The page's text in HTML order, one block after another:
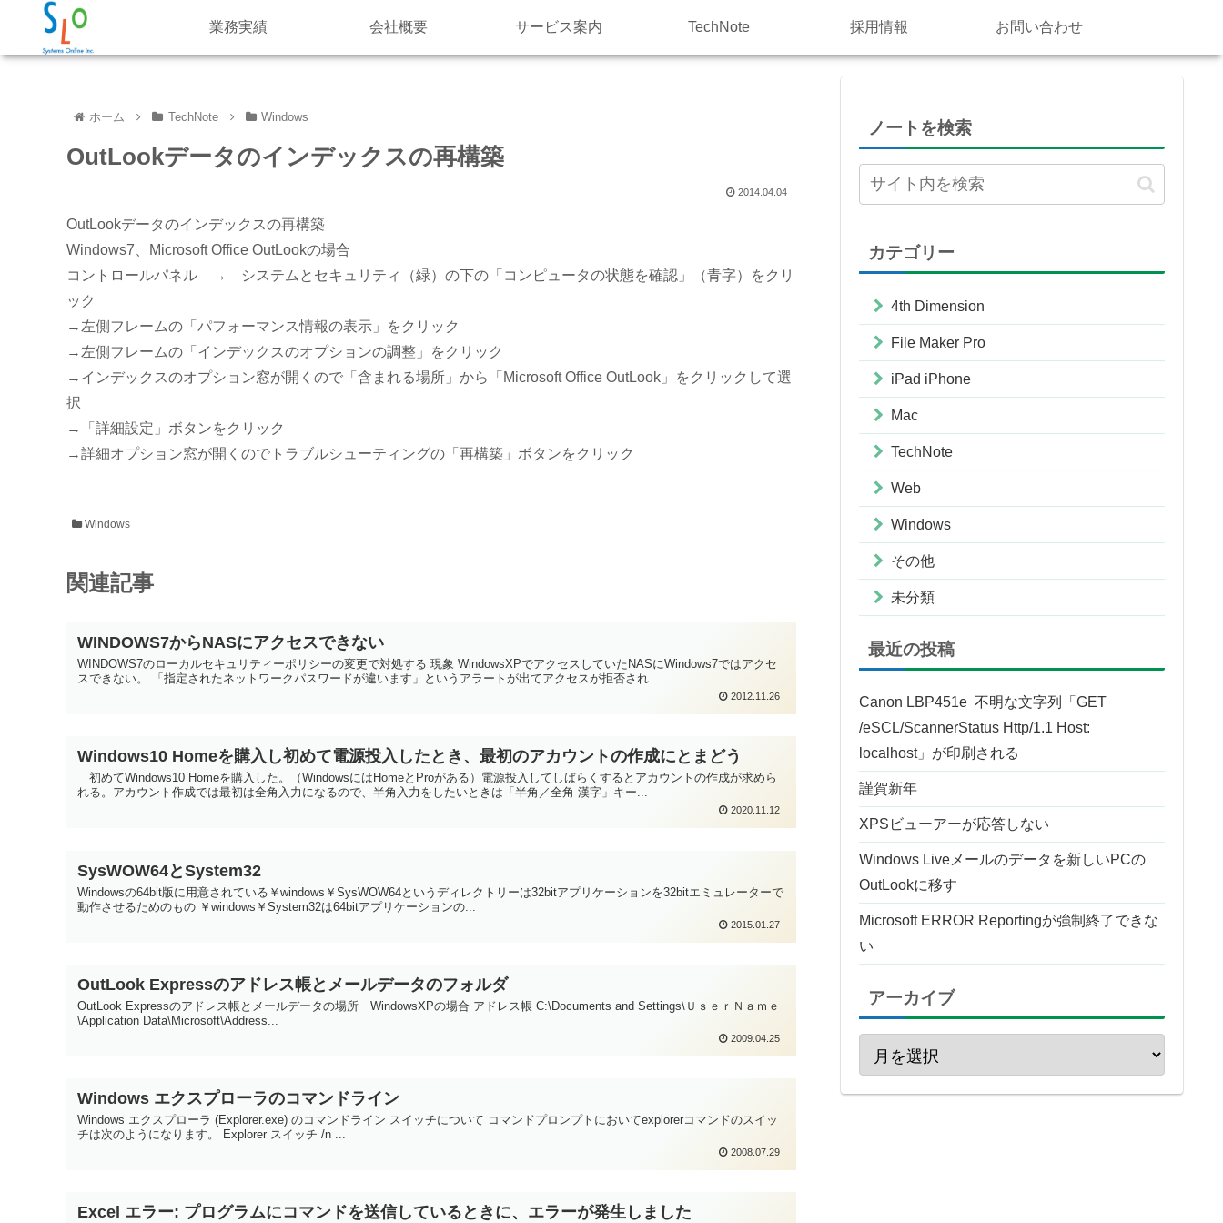
業務実績 会社概要 サービス案内 TechNote 採用情報 お問い合わせ
ホーム TechNote Windows
OutLookデータのインデックスの再構築
2014.04.04
OutLookデータのインデックスの再構築
Windows7、Microsoft Office OutLookの場合
コントロールパネル → システムとセキュリティ（緑）の下の「コンピュータの状態を確認」（青字）をクリ
ック
→左側フレームの「パフォーマンス情報の表示」をクリック
→左側フレームの「インデックスのオプションの調整」をクリック
→インデックスのオプション窓が開くので「含まれる場所」から「Microsoft Office OutLook」をクリックして選
択
→「詳細設定」ボタンをクリック
→詳細オプション窓が開くのでトラブルシューティングの「再構築」ボタンをクリック
Windows
関連記事
WINDOWS7からNASにアクセスできない
WINDOWS7のローカルセキュリティーポリシーの変更で対処する 現象 WindowsXPでアクセスしていたNASにWindows7ではアクセ
スできない。 「指定されたネットワークパスワードが違います」というアラートが出てアクセスが拒否され...
2012.11.26
Windows10 Homeを購入し初めて電源投入したとき、最初のアカウントの作成にとまどう
初めてWindows10 Homeを購入した。（WindowsにはHomeとProがある）電源投入してしばらくするとアカウントの作成が求めら
れる。アカウント作成では最初は全角入力になるので、半角入力をしたいときは「半角／全角 漢字」キー...
2020.11.12
SysWOW64とSystem32
Windowsの64bit版に用意されている￥windows￥SysWOW64というディレクトリーは32bitアプリケーションを32bitエミュレーターで
動作させるためのもの ￥windows￥System32は64bitアプリケーションの...
2015.01.27
OutLook Expressのアドレス帳とメールデータのフォルダ
OutLook Expressのアドレス帳とメールデータの場所 WindowsXPの場合 アドレス帳 C:\Documents and Settings\ＵｓｅｒＮａｍｅ
\Application Data\Microsoft\Address...
2009.04.25
Windows エクスプローラのコマンドライン
Windows エクスプローラ (Explorer.exe) のコマンドライン スイッチについて コマンドプロンプトにおいてexplorerコマンドのスイッ
チは次のようになります。 Explorer スイッチ /n ...
2008.07.29
Excel エラー: プログラムにコマンドを送信しているときに、エラーが発生しました
ノートを検索
カテゴリー
4th Dimension
File Maker Pro
iPad iPhone
Mac
TechNote
Web
Windows
その他
未分類
最近の投稿
Canon LBP451e 不明な文字列「GET
/eSCL/ScannerStatus Http/1.1 Host:
localhost」が印刷される
謹賀新年
XPSビューアーが応答しない
Windows Liveメールのデータを新しいPCの
OutLookに移す
Microsoft ERROR Reportingが強制終了できな
い
アーカイブ